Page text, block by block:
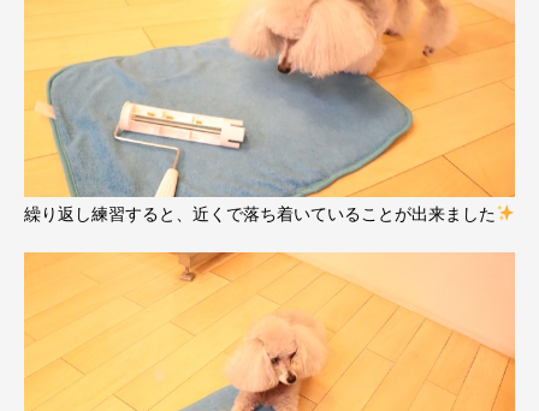
繰り返し練習すると、近くで落ち着いていることが出来ました